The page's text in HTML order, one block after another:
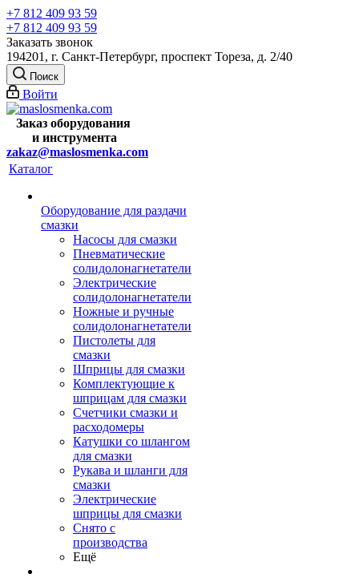
+7 812 409 93 59
+7 812 409 93 59
Заказать звонок
194201, г. Санкт-Петербург, проспект Тореза, д. 2/40
Поиск
Войти
Заказ оборудования
и инструмента
zakaz@maslosmenka.com
Каталог
Оборудование для раздачи
смазки
Насосы для смазки
Пневматические
солидолонагнетатели
Электрические
солидолонагнетатели
Ножные и ручные
солидолонагнетатели
Пистолеты для
смазки
Шприцы для смазки
Комплектующие к
шприцам для смазки
Счетчики смазки и
расходомеры
Катушки со шлангом
для смазки
Рукава и шланги для
смазки
Электрические
шприцы для смазки
Снято с
производства
Ещё